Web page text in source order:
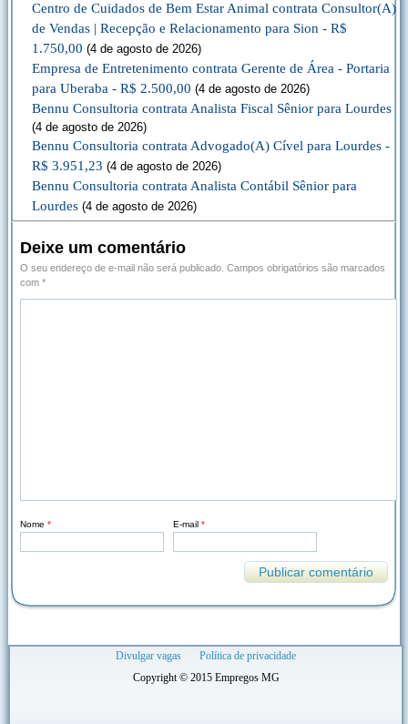
Centro de Cuidados de Bem Estar Animal contrata Consultor(A)
de Vendas | Recepção e Relacionamento para Sion - R$
1.750,00 (4 de agosto de 2026)
Empresa de Entretenimento contrata Gerente de Área - Portaria
para Uberaba - R$ 2.500,00 (4 de agosto de 2026)
Bennu Consultoria contrata Analista Fiscal Sênior para Lourdes
(4 de agosto de 2026)
Bennu Consultoria contrata Advogado(A) Cível para Lourdes -
R$ 3.951,23 (4 de agosto de 2026)
Bennu Consultoria contrata Analista Contábil Sênior para
Lourdes (4 de agosto de 2026)
Deixe um comentário
O seu endereço de e-mail não será publicado. Campos obrigatórios são marcados
com *
Nome * E-mail *
Divulgar vagas
Política de privacidade
Copyright © 2015 Empregos MG